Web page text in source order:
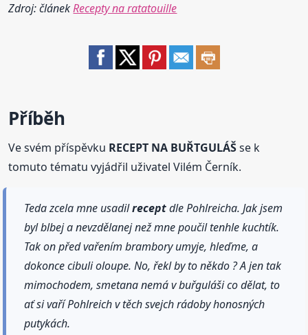
Zdroj: článekRecepty na ratatouille
Příběh
Ve svém příspěvku RECEPT NA BUŘTGULÁŠse k
tomuto tématu vyjádřil uživatel Vilém Černík.
Teda zcela mne usadilreceptdle Pohlreicha. Jak jsem
byl blbej a nevzdělanej než mne poučil tenhle kuchtík.
Tak on před vařením brambory umyje, hleďme, a
dokonce cibuli oloupe. No, řekl by to někdo ? A jen tak
mimochodem, smetana nemá v buřguláši co dělat, to
ať si vaří Pohlreich v těch svejch rádoby honosných
putykách.